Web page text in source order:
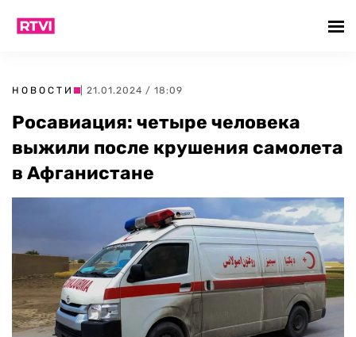
НОВОСТИ | 21.01.2024 / 18:09
Росавиация: четыре человека
выжили после крушения самолета
в Афганистане